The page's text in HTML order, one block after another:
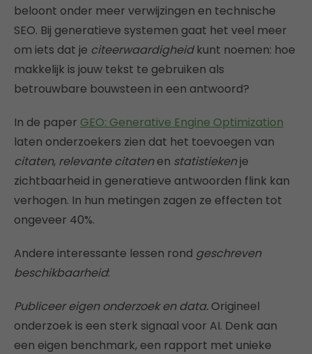
beloont onder meer verwijzingen en technische
SEO. Bij generatieve systemen gaat het veel meer
om iets dat je citeerwaardigheidkunt noemen: hoe
makkelijk is jouw tekst te gebruiken als
betrouwbare bouwsteen in een antwoord?
In de paper GEO: Generative Engine Optimization
laten onderzoekers zien dat het toevoegen van
citaten, relevante citatenen statistiekenje
zichtbaarheid in generatieve antwoorden flink kan
verhogen. In hun metingen zagen ze effecten tot
ongeveer 40%.
Andere interessante lessen rond geschreven
beschikbaarheid:
Publiceer eigen onderzoek en data. Origineel
onderzoek is een sterk signaal voor AI. Denk aan
een eigen benchmark, een rapport met unieke